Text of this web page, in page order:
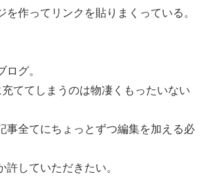
を作ってリンクを貼りまくっている。
ログ。
ててしまうのは物凄くもったいない
事全てにちょっとずつ編集を加える必
していただきたい。